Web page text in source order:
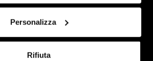
Personalizza
Rifiuta
& C. s.a.s